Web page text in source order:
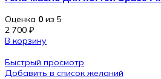
Оценка 0 из 5
2 700 ₽
В корзину
Быстрый просмотр
Добавить в список желаний